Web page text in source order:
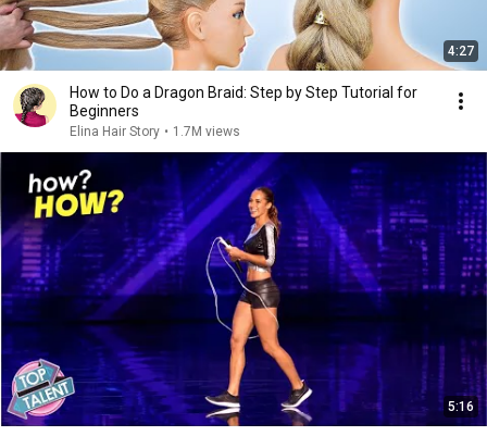
4:27
How to Do a Dragon Braid: Step by Step Tutorial for
Beginners
Elina Hair Story • 1.7M views
5:16